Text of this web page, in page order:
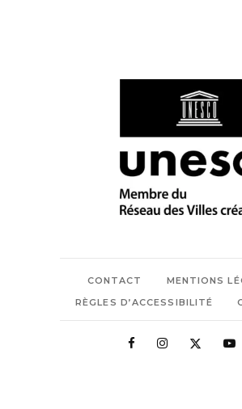
CONTACT
MENTIONS
RÈGLES D’ACCESSIBILITÉ